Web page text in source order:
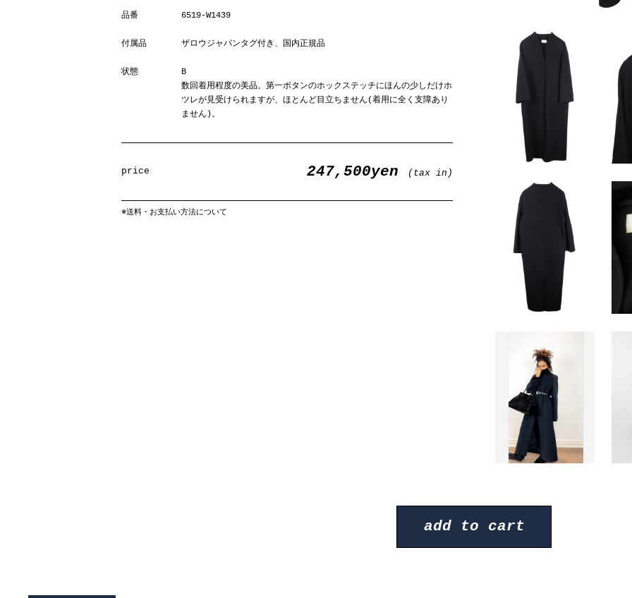
品番 6519-W1439
付属品 ザロウジャパンタグ付き、国内正規品
状態
B
数回着用程度の美品。第一ボタンのホックステッチにほんの少しだけホ
ツレが見受けられますが、ほとんど目立ちません(着用に全く支障あり
ません)。
price 247,500yen (tax in)
※送料・お支払い方法について
add to cart